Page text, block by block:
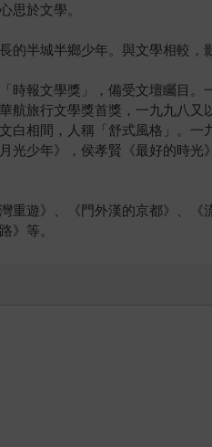
思於文學。
的半城半鄉少年。與文學相較
時報文學獎」，備受文壇矚目
航旅行文學獎首獎，一九九八
白相間，人稱「舒式風格」。
光少年》，侯孝賢《最好的時
重遊》、《門外漢的京都》、
》等。